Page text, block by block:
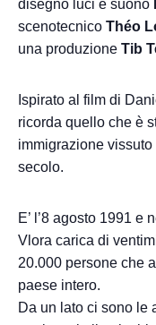
disegno luci e suono
scenotecnico Théo
una produzione Tib
Ispirato al film di
ricorda quello che è
immigrazione
secolo.
E’ l’8 agosto 1991 e
Vlora carica di
20.000 persone che
paese intero.
Da un lato ci sono le